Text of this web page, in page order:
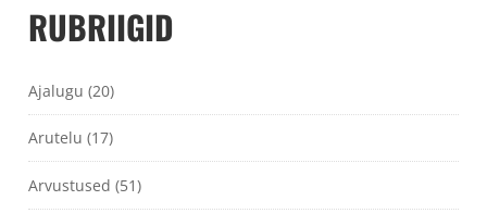
RUBRIIGID
Ajalugu (20)
Arutelu (17)
Arvustused (51)